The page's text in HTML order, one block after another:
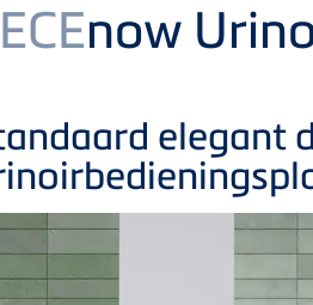
now
elegant